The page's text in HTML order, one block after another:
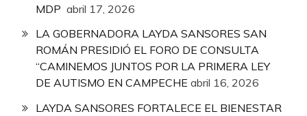
MDP abril 17, 2026
LA GOBERNADORA LAYDA SANSORES SAN
ROMÁN PRESIDIÓ EL FORO DE CONSULTA
“CAMINEMOS JUNTOS POR LA PRIMERA LEY
DE AUTISMO EN CAMPECHE abril 16, 2026
LAYDA SANSORES FORTALECE EL BIENESTAR